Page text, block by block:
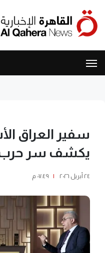
سفير العراق
يكشف سر حرب
٢٤ أبريل ٢٠٢٦ | ٠٧:٤٩ م